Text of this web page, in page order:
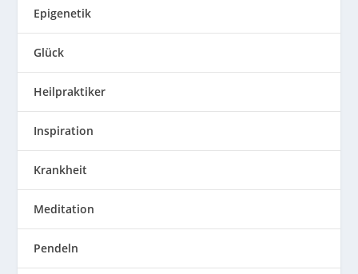
Epigenetik
Glück
Heilpraktiker
Inspiration
Krankheit
Meditation
Pendeln